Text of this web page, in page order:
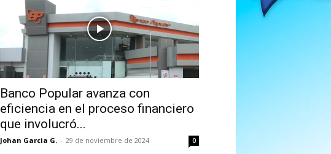
Banco Popular avanza con
eficiencia en el proceso financiero
que involucró...
Johan Garcia G. - 29 de noviembre de 2024 0